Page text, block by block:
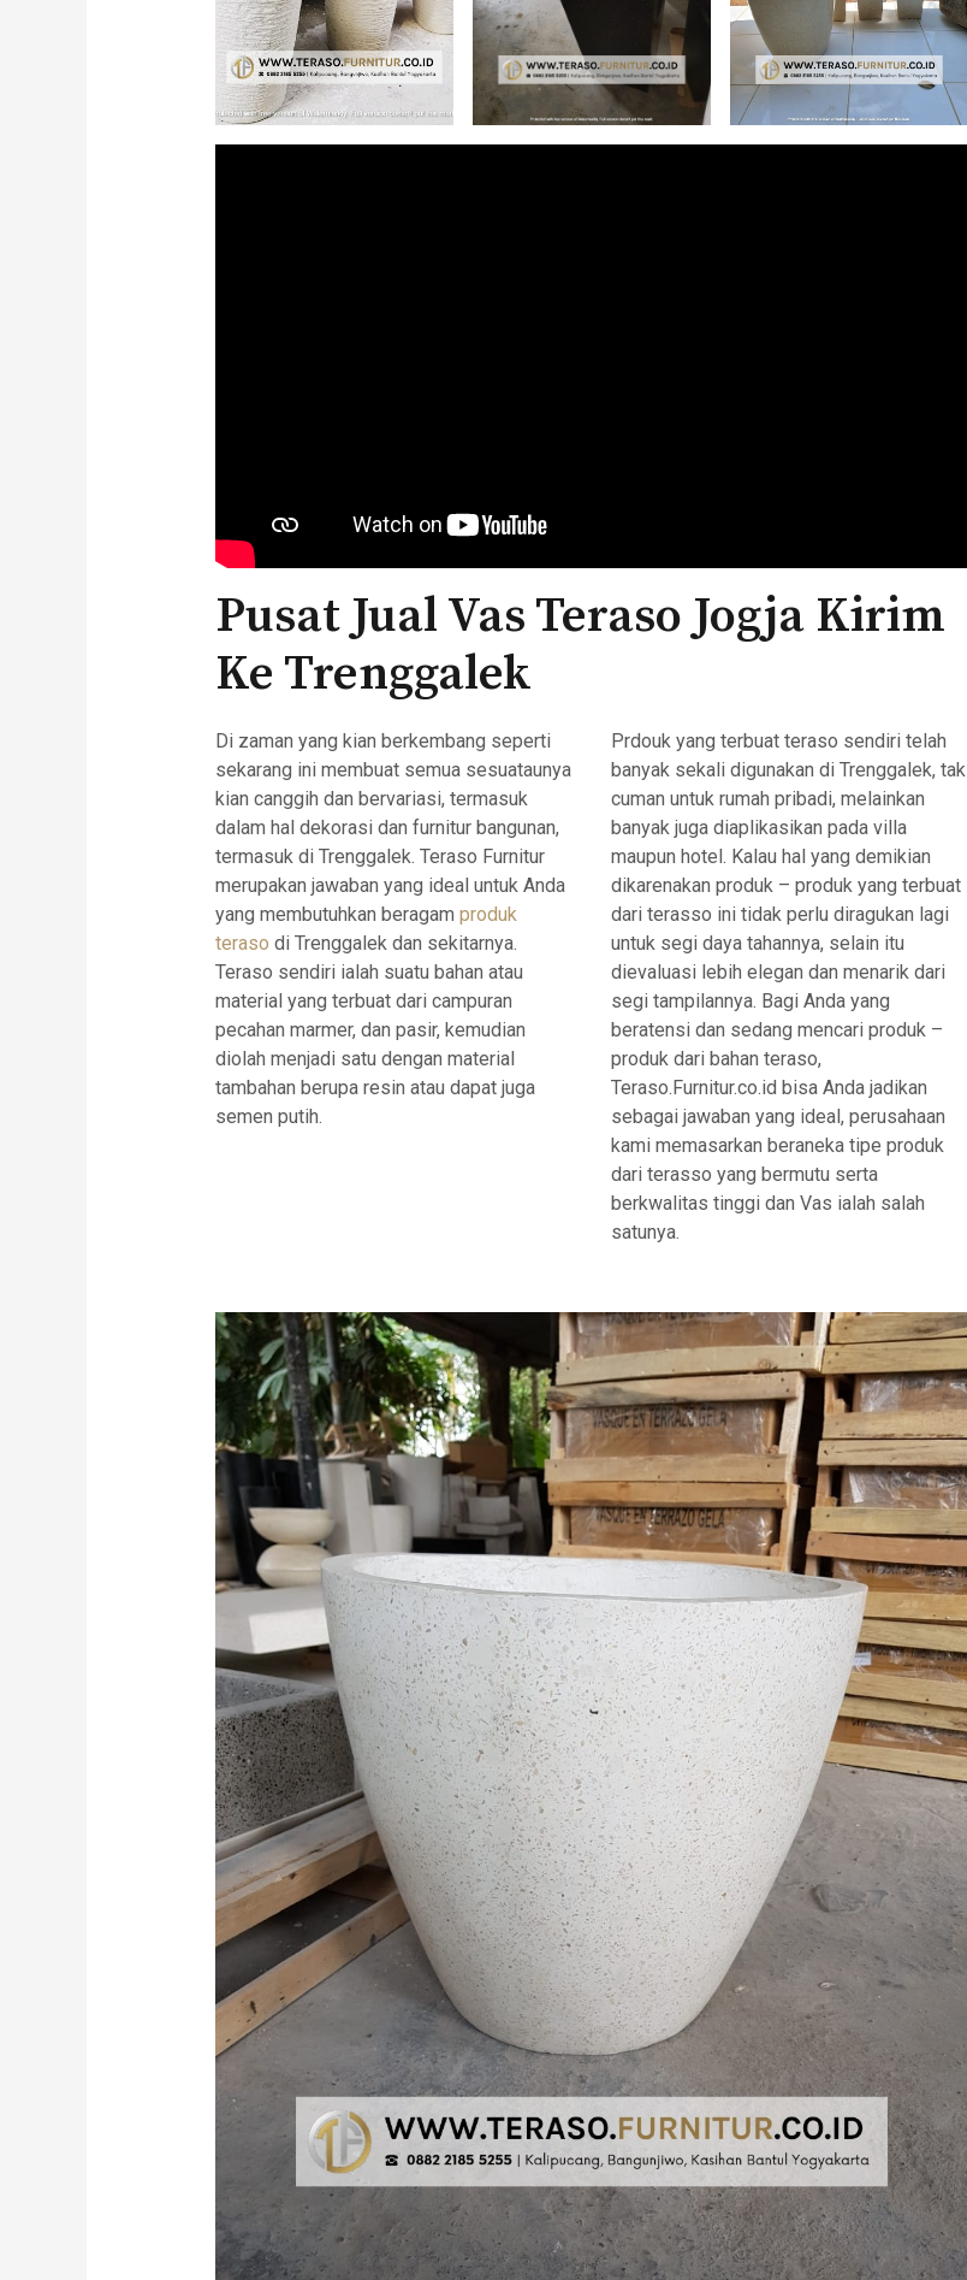
Pusat Jual Vas Teraso Jogja Kirim
Ke Trenggalek
Di zaman yang kian berkembang seperti
sekarang ini membuat semua sesuataunya
kian canggih dan bervariasi, termasuk
dalam hal dekorasi dan furnitur bangunan,
termasuk di Trenggalek. Teraso Furnitur
merupakan jawaban yang ideal untuk Anda
yang membutuhkan beragam produk
teraso di Trenggalek dan sekitarnya.
Teraso sendiri ialah suatu bahan atau
material yang terbuat dari campuran
pecahan marmer, dan pasir, kemudian
diolah menjadi satu dengan material
tambahan berupa resin atau dapat juga
semen putih.
Prdouk yang terbuat teraso sendiri telah
banyak sekali digunakan di Trenggalek, tak
cuman untuk rumah pribadi, melainkan
banyak juga diaplikasikan pada villa
maupun hotel. Kalau hal yang demikian
dikarenakan produk – produk yang terbuat
dari terasso ini tidak perlu diragukan lagi
untuk segi daya tahannya, selain itu
dievaluasi lebih elegan dan menarik dari
segi tampilannya. Bagi Anda yang
beratensi dan sedang mencari produk –
produk dari bahan teraso,
Teraso.Furnitur.co.id bisa Anda jadikan
sebagai jawaban yang ideal, perusahaan
kami memasarkan beraneka tipe produk
dari terasso yang bermutu serta
berkwalitas tinggi dan Vas ialah salah
satunya.